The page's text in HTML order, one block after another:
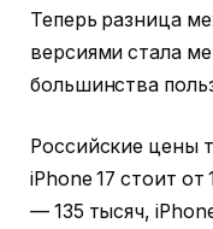
Теперь разница
версиями стала
большинства
Российские цены
iPhone 17 стоит от
— 135 тысяч,